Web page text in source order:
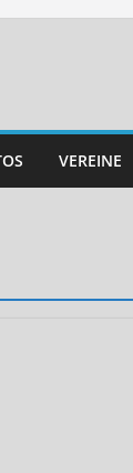
VEREINE